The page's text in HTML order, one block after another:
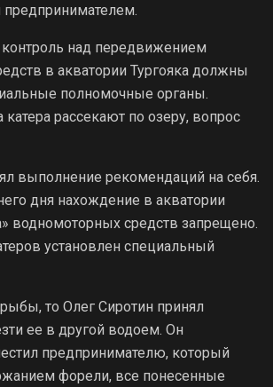
контроль над передвижением
в акватории Тургояка должны
полномочные органы.
рассекают по озеру, вопрос
выполнение рекомендаций на себя.
дня нахождение в акватории
водномоторных средств запрещено.
установлен специальный
то Олег Сиротин принял
ее в другой водоем. Он
предпринимателю, который
форели, все понесенные